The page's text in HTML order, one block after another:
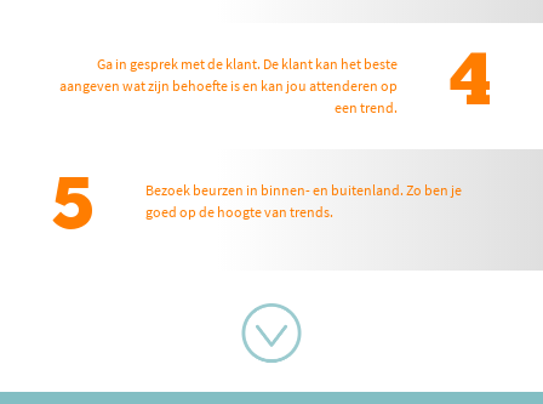
4
Ga in gesprek met de klant. De klant kan het beste
aangeven wat zijn behoefte is en kan jou attenderen op
een trend.
5
Bezoek beurzen in binnen- en buitenland. Zo ben je
goed op de hoogte van trends.